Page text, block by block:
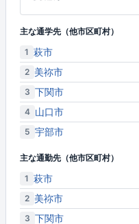
主な通学先（他市区町村）
1 萩市
2 美祢市
3 下関市
4 山口市
5 宇部市
主な通勤先（他市区町村）
1 萩市
2 美祢市
3 下関市